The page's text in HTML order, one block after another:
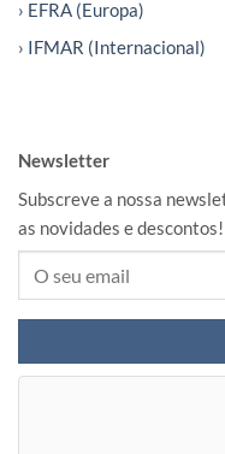
› EFRA (Europa)
› IFMAR (Internacional)
Newsletter
Subscreve a nossa
as novidades e descontos!